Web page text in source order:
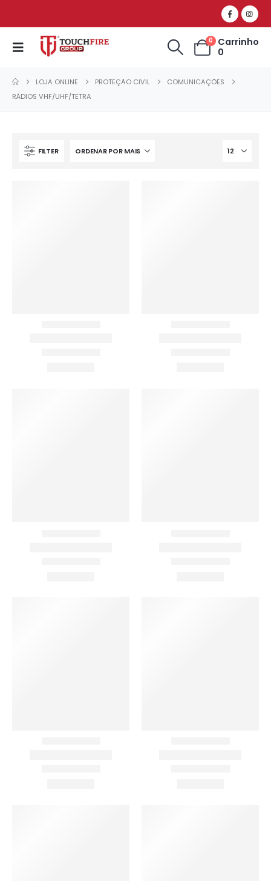
0
Carrinho
0
LOJA ONLINE PROTEÇÃO CIVIL
COMUNICAÇÕES
RÁDIOS VHF/UHF/TETRA
FILTER